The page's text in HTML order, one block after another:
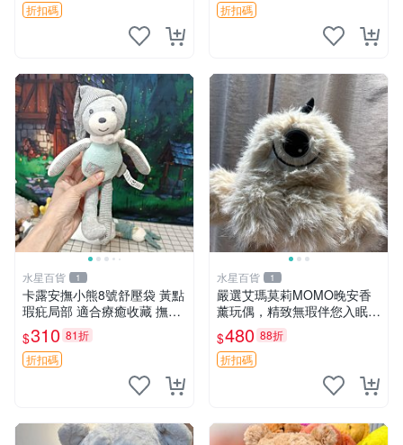
折扣碼
折扣碼
水星百貨 1
卡露安撫小熊8號舒壓袋 黃點
瑕疪局部 適合療癒收藏 撫慰
身心 美肌養護 放鬆好物
$310 81折
折扣碼
水星百貨 1
嚴選艾瑪莫莉MOMO晚安香
薰玩偶，精致無瑕伴您入眠
晚安精靈 香薰玩具 玩偶收藏
$480 88折
折扣碼